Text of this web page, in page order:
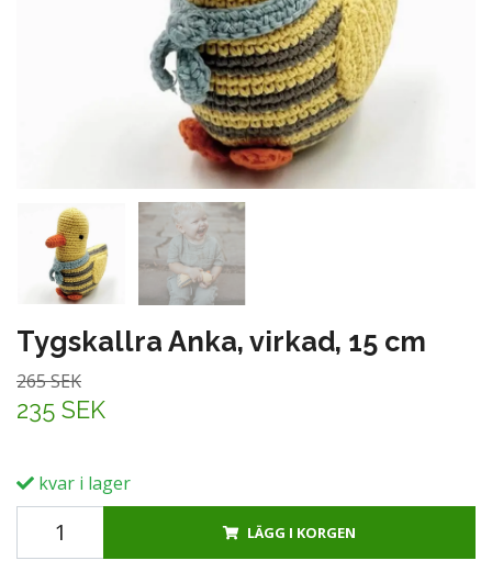
Tygskallra Anka, virkad, 15 cm
265 SEK
235 SEK
kvar i lager
LÄGG I KORGEN